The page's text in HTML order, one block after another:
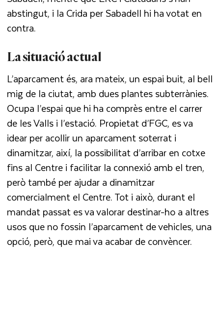
abstingut, i la Crida per Sabadell hi ha votat en
contra.
La situació actual
L’aparcament és, ara mateix, un espai buit, al bell
mig de la ciutat, amb dues plantes subterrànies.
Ocupa l’espai que hi ha comprès entre el carrer
de les Valls i l’estació. Propietat d’FGC, es va
idear per acollir un aparcament soterrat i
dinamitzar, així, la possibilitat d’arribar en cotxe
fins al Centre i facilitar la connexió amb el tren,
però també per ajudar a dinamitzar
comercialment el Centre. Tot i això, durant el
mandat passat es va valorar destinar-ho a altres
usos que no fossin l’aparcament de vehicles, una
opció, però, que mai va acabar de convèncer.